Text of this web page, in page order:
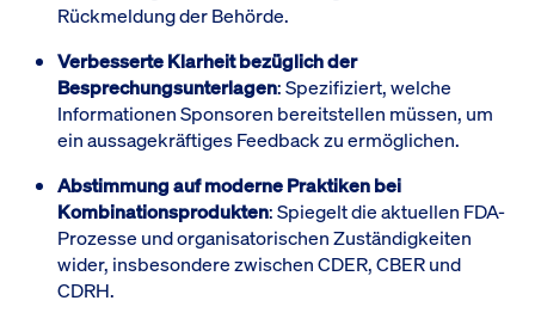
Rückmeldung der Behörde.
Verbesserte Klarheit bezüglich der
Besprechungsunterlagen: Spezifiziert, welche
Informationen Sponsoren bereitstellen müssen, um
ein aussagekräftiges Feedback zu ermöglichen.
Abstimmung auf moderne Praktiken bei
Kombinationsprodukten: Spiegelt die aktuellen FDA-
Prozesse und organisatorischen Zuständigkeiten
wider, insbesondere zwischen CDER, CBER und
CDRH.